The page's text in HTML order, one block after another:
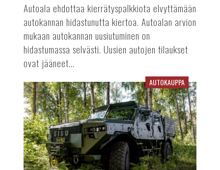
Autoala ehdottaa kierrätyspalkkiota elvyttämään
autokannan hidastunutta kiertoa. Autoalan arvion
mukaan autokannan uusiutuminen on
hidastumassa selvästi. Uusien autojen tilaukset
ovat jääneet...
Sisulla
ennätyksellinen
tilauskanta
AUTOKAUPPA